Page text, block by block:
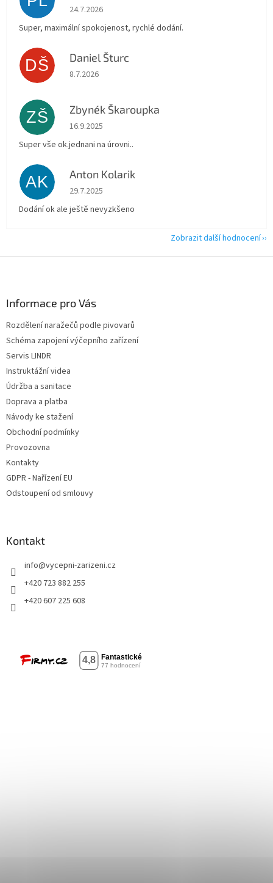
Hodnocení obchodu je 5 z 5 hvězdiček.
24.7.2026
Super, maximální spokojenost, rychlé dodání.
DŠ Daniel Šturc
Hodnocení obchodu je 5 z 5 hvězdiček.
8.7.2026
ZŠ Zbynék Škaroupka
Hodnocení obchodu je 5 z 5 hvězdiček.
16.9.2025
Super vše ok.jednani na úrovni..
AK Anton Kolarik
Hodnocení obchodu je 5 z 5 hvězdiček.
29.7.2025
Dodání ok ale ještě nevyzkšeno
Zobrazit další hodnocení
Informace pro Vás
Rozdělení naražečů podle pivovarů
Schéma zapojení výčepního zařízení
Servis LINDR
Instruktážní videa
Údržba a sanitace
Doprava a platba
Návody ke stažení
Obchodní podmínky
Provozovna
Kontakty
GDPR - Nařízení EU
Odstoupení od smlouvy
Kontakt
info@vycepni-zarizeni.cz
+420 723 882 255
+420 607 225 608